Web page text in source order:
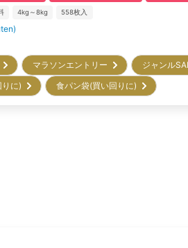
4kg～8kg 558枚入
マラソンエントリー ジャンル
りに)
食パン袋(買い回りに)